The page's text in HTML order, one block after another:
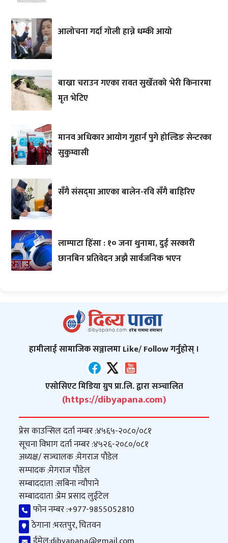
आलोचना गर्दा गोली हान्ने धम्की आयो
बाख्रा चराउन गएका रावत सुर्खेतको भेरी किनारमा
मृत भेटिए
मानव अधिकार आयोग गुहार्न पुगे होल्डिङ सेन्टरका
सुकुम्वासी
सँगै संसद्‌मा आएका बालेन-रवि सँगै बाहिरिए
लाम्पाटा हिंसा : १० जना थुनामा, दुई सरकारी
छानबिन प्रतिवेदन अझै सार्वजनिक भएन
हामीलाई सामाजिक सञ्जालमा Like/ Follow गर्नुहोस् ।
एसोसिएट मिडिया ग्रुप प्रा.लि. द्वारा सञ्‍चालित
(https://dibyapana.com)
प्रेस काउन्सिल दर्ता नम्बर :४५६५-२०८०/०८१
सूचना विभाग दर्ता नम्बर :४५२६-२०८०/०८१
अध्यक्ष/ सञ्‍चालक :मेगराज पौडेल
सम्पादक :मेगराज पौडेल
सम्बाददाता :सबिना न्यौपाने
सम्बाददाता :प्रेम प्रसाद लुईटेल
फोन नम्बर :+977-9855052810
ठेगाना :भरतपुर, चितवन